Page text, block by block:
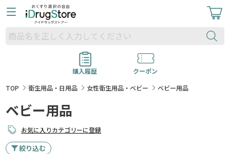
購入履歴
クーポン
TOP
衛生用品・日用品 女性衛生用品・ベビー ベビー用品
ベビー用品
お気に入りカテゴリーに登録
絞り込む